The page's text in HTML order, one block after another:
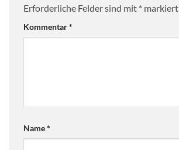
Erforderliche Felder sind mit * markiert
Kommentar*
Name*